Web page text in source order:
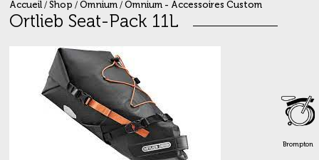
Brompton
Accueil/ Shop / Omnium/ Omnium - Accessoires Custom
Ortlieb Seat-Pack 11L